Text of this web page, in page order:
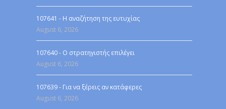
107641 - Η αναζήτηση της ευτυχίας
August 6, 2026
107640 - Ο στρατηγιστής επιλέγει
August 6, 2026
107639 - Για να ξέρεις αν κατάφερες
August 6, 2026